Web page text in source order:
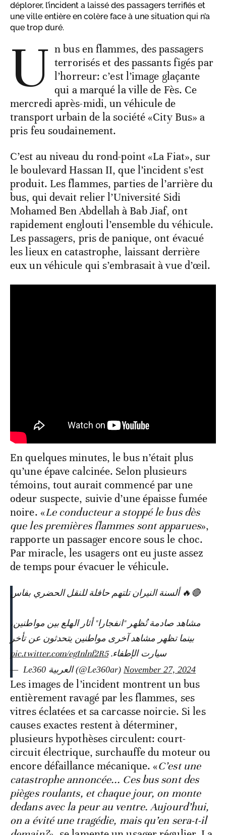
déplorer, l’incident a laissé des passagers terrifiés et
une ville entière en colère face à une situation qui n’a
que trop duré.
U n bus en flammes, des passagers
terrorisés et des passants figés par
l’horreur: c’est l’image glaçante
qui a marqué la ville de Fès. Ce
mercredi après-midi, un véhicule de
transport urbain de la société «City Bus» a
pris feu soudainement.
C’est au niveau du rond-point «La Fiat», sur
le boulevard Hassan II, que l’incident s’est
produit. Les flammes, parties de l’arrière du
bus, qui devait relier l’Université Sidi
Mohamed Ben Abdellah à Bab Jiaf, ont
rapidement englouti l’ensemble du véhicule.
Les passagers, pris de panique, ont évacué
les lieux en catastrophe, laissant derrière
eux un véhicule qui s’embrasait à vue d’œil.
En quelques minutes, le bus n’était plus
qu’une épave calcinée. Selon plusieurs
témoins, tout aurait commencé par une
odeur suspecte, suivie d’une épaisse fumée
noire. «Le conducteur a stoppé le bus dès
que les premières flammes sont apparues»,
rapporte un passager encore sous le choc.
Par miracle, les usagers ont eu juste assez
de temps pour évacuer le véhicule.
🔴🔥 ألسنة النيران تلتهم حافلة للنقل الحضري بفاس
مشاهد صادمة تُظهر "انفجارا" أثار الهلع بين مواطنين،
بينما تظهر مشاهد آخرى مواطنين يتحدثون عن تأخر
سيارت الإطفاء.pic.twitter.com/egInlnf2R5
— ‎ Le360 العربية (@Le360ar) November 27, 2024
Les images de l’incident montrent un bus
entièrement ravagé par les flammes, ses
vitres éclatées et sa carcasse noircie. Si les
causes exactes restent à déterminer,
plusieurs hypothèses circulent: court-
circuit électrique, surchauffe du moteur ou
encore défaillance mécanique. «C’est une
catastrophe annoncée... Ces bus sont des
pièges roulants, et chaque jour, on monte
dedans avec la peur au ventre. Aujourd’hui,
on a évité une tragédie, mais qu’en sera-t-il